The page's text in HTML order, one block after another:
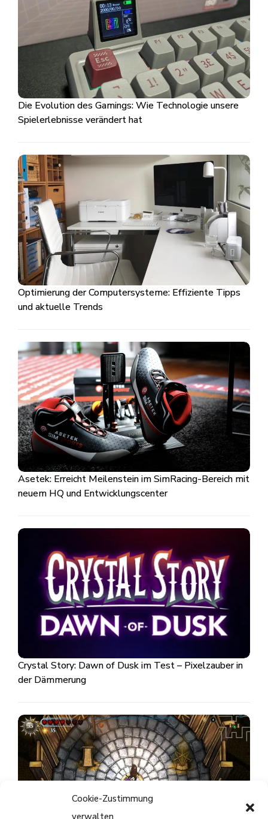
Cookie-Zustimmung
verwalten
Die Evolution des Gamings: Wie Technologie unsere
Spielerlebnisse verändert hat
Optimierung der Computersysteme: Effiziente Tipps
und aktuelle Trends
Asetek: Erreicht Meilenstein im SimRacing-Bereich mit
neuem HQ und Entwicklungscenter
Crystal Story: Dawn of Dusk im Test – Pixelzauber in
der Dämmerung